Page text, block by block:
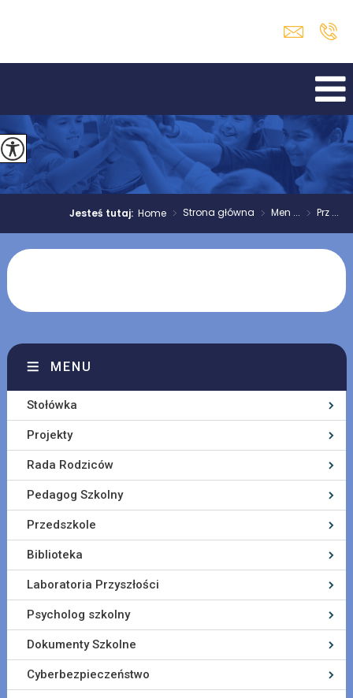
Jesteś tutaj:Home > Strona główna > Men ... > Prz ...
MENU
Stołówka
Projekty
Rada Rodziców
Pedagog Szkolny
Przedszkole
Biblioteka
Laboratoria Przyszłości
Psycholog szkolny
Dokumenty Szkolne
Cyberbezpieczeństwo